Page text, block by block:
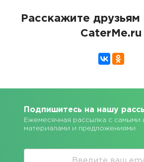
Расскажите друзьям
CaterMe.ru
Подпишитесь на нашу
Ежемесячная рассылка с самыми
материалами и предложениями